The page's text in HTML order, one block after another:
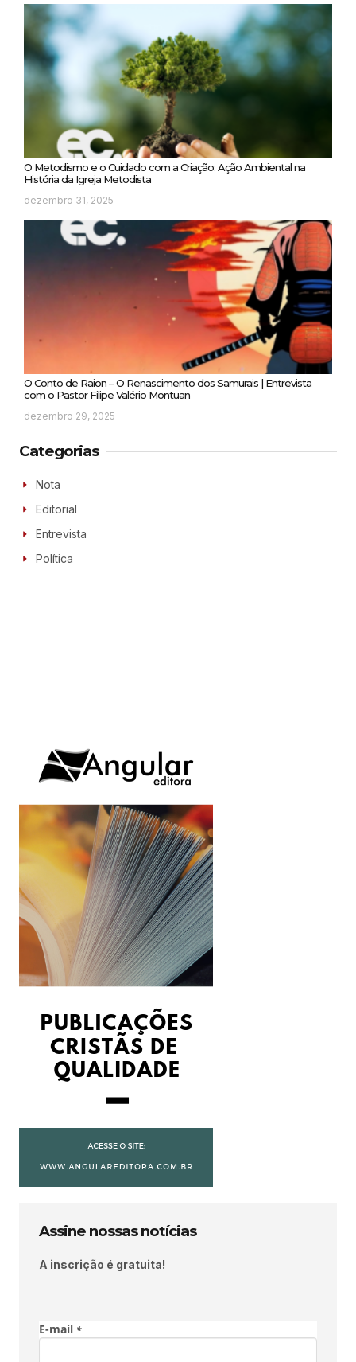
O Metodismo e o Cuidado com a Criação: Ação Ambiental na
História da Igreja Metodista
dezembro 31, 2025
O Conto de Raion – O Renascimento dos Samurais | Entrevista
com o Pastor Filipe Valério Montuan
dezembro 29, 2025
Categorias
Nota
Editorial
Entrevista
Política
Assine nossas notícias
A inscrição é gratuita!